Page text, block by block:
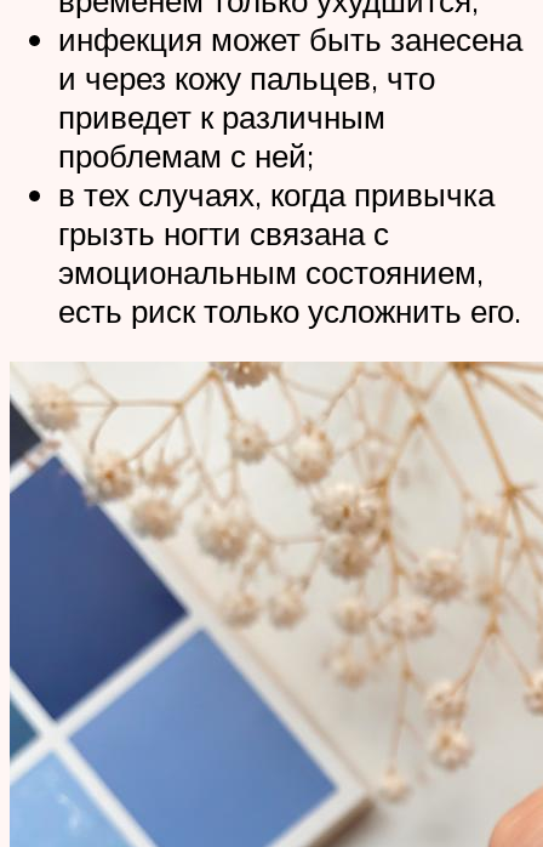
инфекция может быть занесена
и через кожу пальцев, что
приведет к различным
проблемам с ней;
в тех случаях, когда привычка
грызть ногти связана с
эмоциональным состоянием,
есть риск только усложнить его.